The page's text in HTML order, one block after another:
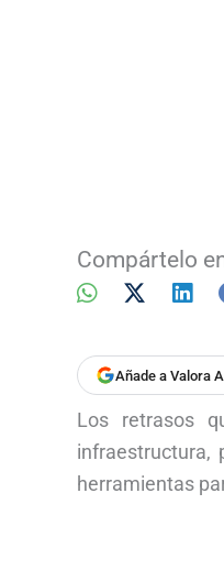
Compártelo
Añade a Valora
Los retrasos
infraestructura,
herramientas